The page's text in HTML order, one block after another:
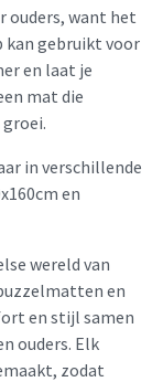
ouders, want het
kan gebruikt voor
en laat je
mat die
in verschillende
en
wereld van
en
en stijl samen
ouders. Elk
zodat